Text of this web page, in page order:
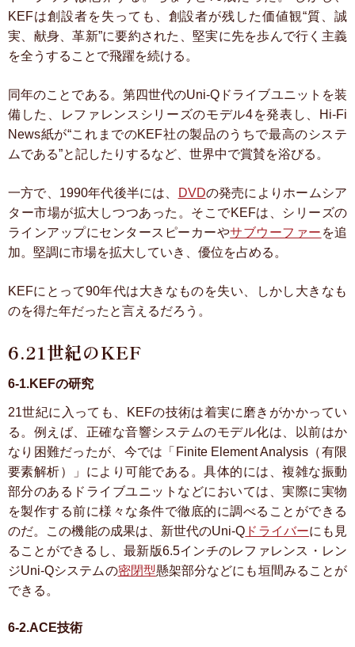
KEFは創設者を失っても、創設者が残した価値観“質、誠
実、献身、革新”に要約された、堅実に先を歩んで行く主義
を全うすることで飛躍を続ける。
同年のことである。第四世代のUni-Qドライブユニットを装
備した、レファレンスシリーズのモデル4を発表し、Hi-Fi
News紙が“これまでのKEF社の製品のうちで最高のシステ
ムである”と記したりするなど、世界中で賞賛を浴びる。
一方で、1990年代後半には、 DVDの発売によりホームシア
ター市場が拡大しつつあった。そこでKEFは、シリーズの
ラインアップにセンタースピーカーやサブウーファー を追
加。堅調に市場を拡大していき、優位を占める。
KEFにとって90年代は大きなものを失い、しかし大きなも
のを得た年だったと言えるだろう。
6.21世紀のKEF
6-1.KEFの研究
21世紀に入っても、KEFの技術は着実に磨きがかかってい
る。例えば、正確な音響システムのモデル化は、以前はか
なり困難だったが、今では「Finite Element Analysis（有限
要素解析）」により可能である。具体的には、複雑な振動
部分のあるドライブユニットなどにおいては、実際に実物
を製作する前に様々な条件で徹底的に調べることができる
のだ。この機能の成果は、新世代のUni-Q ドライバーにも見
ることができるし、最新版6.5インチのレファレンス・レン
ジUni-Qシステムの密閉型懸架部分などにも垣間みることが
できる。
6-2.ACE技術